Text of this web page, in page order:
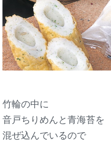
竹輪の中に
音戸ちりめんと青海苔を
混ぜ込んでいるので